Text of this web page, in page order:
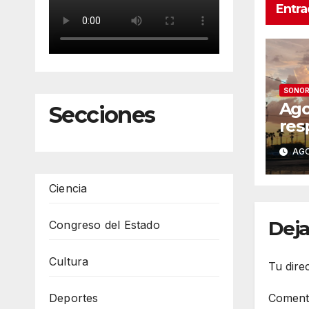
Secciones
Ciencia
Congreso del Estado
Cultura
Deportes
Tu